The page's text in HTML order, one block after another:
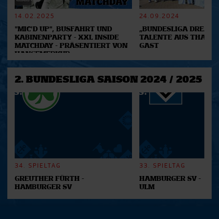
Abschnitt Einzelheiten
Wir verwenden Cookies, um Inhalte und Anzeigen zu
personalisieren, Funktionen für soziale Medien anbieten
zu können und die Zugriffe auf unsere Website zu
Verwendung unserer Website an unsere Partner für
soziale Medien, Werbung und Analysen weiter. Unsere
Partner führen diese Informationen möglicherweise mit
14.02.2025
"MIC'D UP", BUSFAHRT UND
KABINENPARTY - XXL INSIDE
MATCHDAY - PRÄSENTIERT VON
HANSEMERKUR
24.09.2024
„BUNDESLIGA DREAM
TALENTE AUS
GAST
2. BUNDESLIGA SAISON 2024 / 2025
34. SPIELTAG
GREUTHER FÜRTH -
HAMBURGER SV
33. SPIELTAG
HAMBURGER SV -
ULM